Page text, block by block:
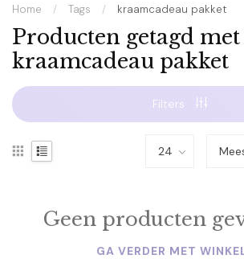
Home / Tags / kraamcadeau pakket
Producten getagd met
kraamcadeau pakket
Filters
Geen producten
GA VERDER MET